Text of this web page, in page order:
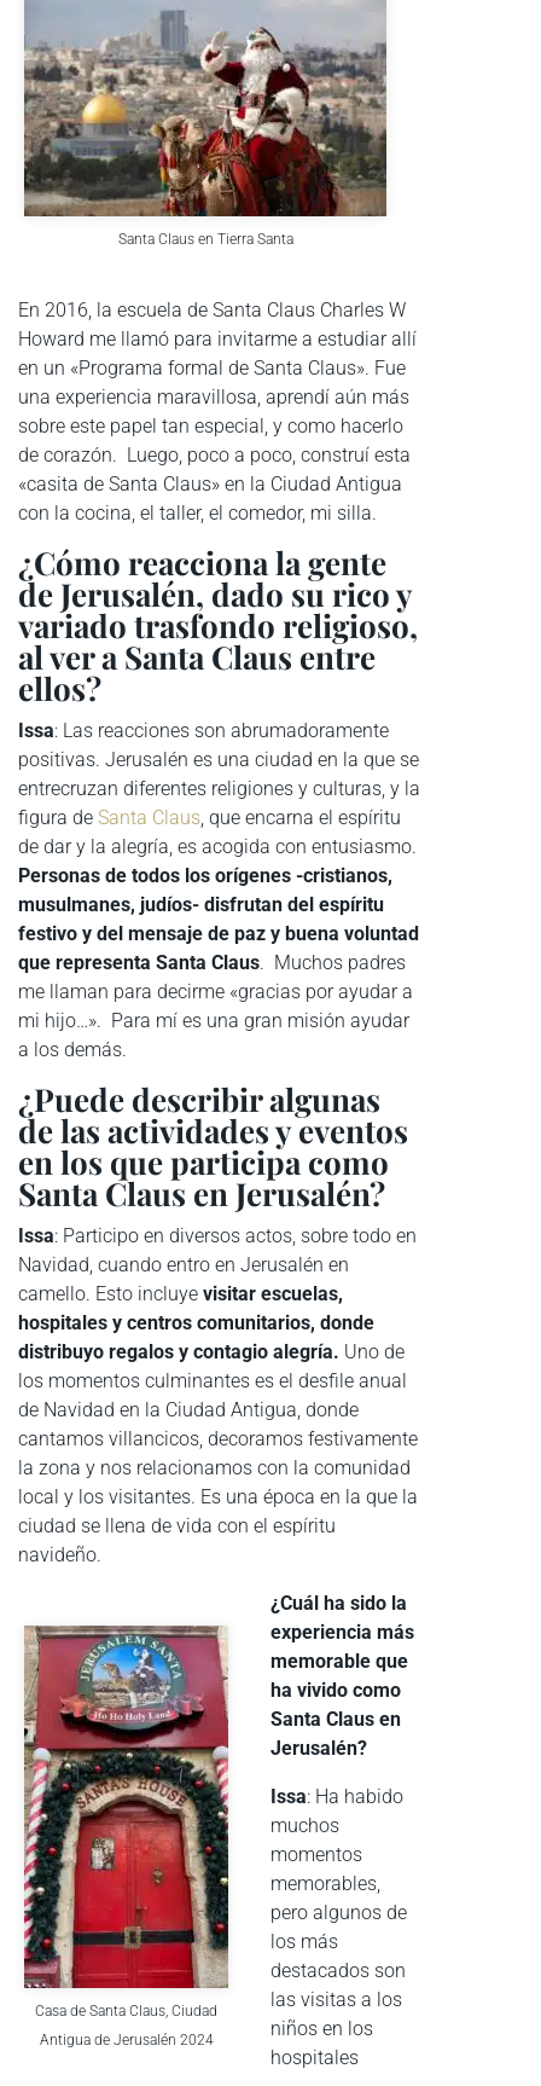
Santa Claus en Tierra Santa
En 2016, la escuela de Santa Claus Charles W
Howard me llamó para invitarme a estudiar allí
en un «Programa formal de Santa Claus». Fue
una experiencia maravillosa, aprendí aún más
sobre este papel tan especial, y como hacerlo
de corazón. Luego, poco a poco, construí esta
«casita de Santa Claus» en la Ciudad Antigua
con la cocina, el taller, el comedor, mi silla.
¿Cómo reacciona la gente
de Jerusalén, dado su rico y
variado trasfondo religioso,
al ver a Santa Claus entre
ellos?
Issa: Las reacciones son abrumadoramente
positivas. Jerusalén es una ciudad en la que se
entrecruzan diferentes religiones y culturas, y la
figura de Santa Claus, que encarna el espíritu
de dar y la alegría, es acogida con entusiasmo.
Personas de todos los orígenes -cristianos,
musulmanes, judíos- disfrutan del espíritu
festivo y del mensaje de paz y buena voluntad
que representa Santa Claus. Muchos padres
me llaman para decirme «gracias por ayudar a
mi hijo…». Para mí es una gran misión ayudar
a los demás.
¿Puede describir algunas
de las actividades y eventos
en los que participa como
Santa Claus en Jerusalén?
Issa: Participo en diversos actos, sobre todo en
Navidad, cuando entro en Jerusalén en
camello. Esto incluye visitar escuelas,
hospitales y centros comunitarios, donde
distribuyo regalos y contagio alegría. Uno de
los momentos culminantes es el desfile anual
de Navidad en la Ciudad Antigua, donde
cantamos villancicos, decoramos festivamente
la zona y nos relacionamos con la comunidad
local y los visitantes. Es una época en la que la
ciudad se llena de vida con el espíritu
navideño.
Casa de Santa Claus, Ciudad
Antigua de Jerusalén 2024
¿Cuál ha sido la
experiencia más
memorable que
ha vivido como
Santa Claus en
Jerusalén?
Issa: Ha habido
muchos
momentos
memorables,
pero algunos de
los más
destacados son
las visitas a los
niños en los
hospitales